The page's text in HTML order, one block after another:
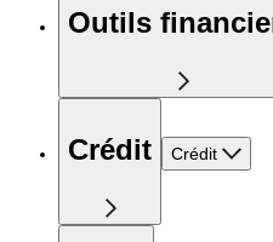
Outils
Crédit Crédit